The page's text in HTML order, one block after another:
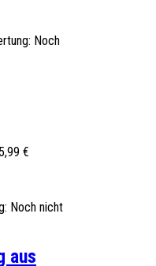
Noch
5,99 €
Noch nicht
aus